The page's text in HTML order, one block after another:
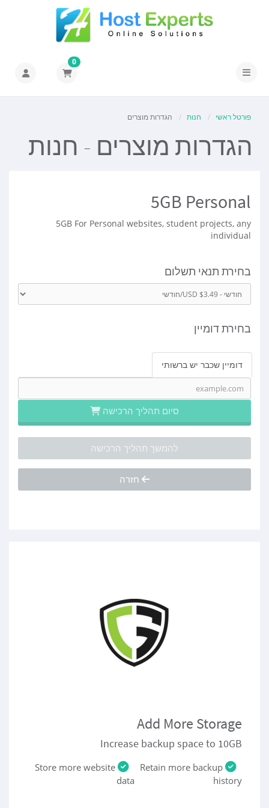
הפעלת ניווט
0
פורטל ראשי חנות הגדרות מוצרים
הגדרות מוצרים - חנות
5GB Personal
5GB For Personal websites, student projects, any
individual
בחירת תנאי תשלום
בחירת דומיין
דומיין שכבר יש ברשותי
סיום תהליך הרכישה
להמשך תהליך הרכישה
חזרה
Add More Storage
Increase backup space to 10GB
Store more website
data
Retain more backup
history